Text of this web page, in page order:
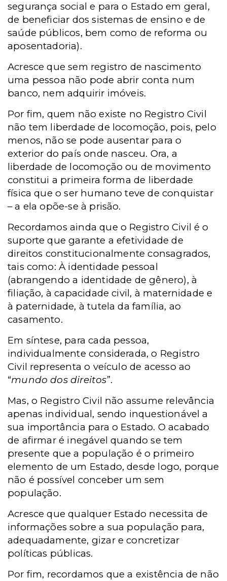
segurança social e para o Estado em geral,
de beneficiar dos sistemas de ensino e de
saúde públicos, bem como de reforma ou
aposentadoria).
Acresce que sem registro de nascimento
uma pessoa não pode abrir conta num
banco, nem adquirir imóveis.
Por fim, quem não existe no Registro Civil
não tem liberdade de locomoção, pois, pelo
menos, não se pode ausentar para o
exterior do país onde nasceu. Ora, a
liberdade de locomoção ou de movimento
constitui a primeira forma de liberdade
física que o ser humano teve de conquistar
– a ela opõe-se à prisão.
Recordamos ainda que o Registro Civil é o
suporte que garante a efetividade de
direitos constitucionalmente consagrados,
tais como: À identidade pessoal
(abrangendo a identidade de gênero), à
filiação, à capacidade civil, à maternidade e
à paternidade, à tutela da família, ao
casamento.
Em síntese, para cada pessoa,
individualmente considerada, o Registro
Civil representa o veículo de acesso ao
“mundo dos direitos”.
Mas, o Registro Civil não assume relevância
apenas individual, sendo inquestionável a
sua importância para o Estado. O acabado
de afirmar é inegável quando se tem
presente que a população é o primeiro
elemento de um Estado, desde logo, porque
não é possível conceber um sem
população.
Acresce que qualquer Estado necessita de
informações sobre a sua população para,
adequadamente, gizar e concretizar
políticas públicas.
Por fim, recordamos que a existência de não